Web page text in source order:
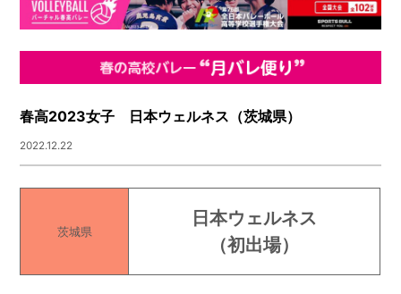
春高2023女子 日本ウェルネス（茨城県）
2022.12.22
茨城県
日本ウェルネス
（初出場）